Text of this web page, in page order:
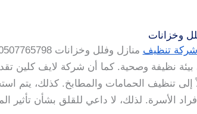
وخزانات
شركة تنظيف
بيئة نظيفة وصحية. كما أن شركة لايف
تنظيف الحمامات والمطابخ. كذلك، يتم
الأسرة. لذلك، لا داعي للقلق بشأن تأثير